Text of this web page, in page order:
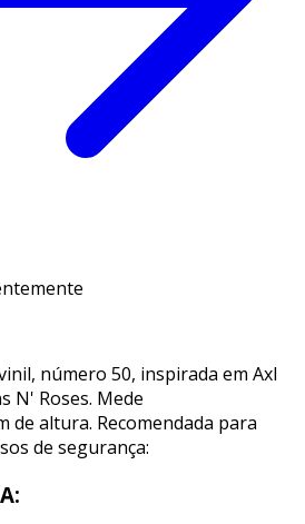
número 50, inspirada em Axl
N' Roses. Mede
de altura. Recomendada para
de segurança: